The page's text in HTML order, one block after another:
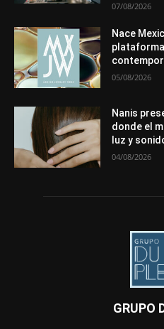
07/08/2026
Nace
05/08/2026
Nanis
donde el
luz y
04/08/2026
GRUPO